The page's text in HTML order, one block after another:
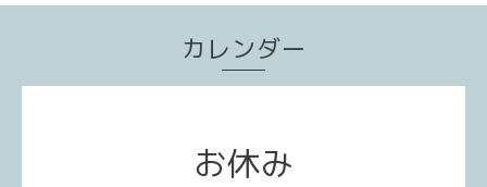
カレンダー
お休み